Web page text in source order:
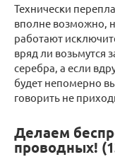
Технически
вполне возможно,
работают
вряд ли возьмутся
серебра, а если
будет непомерно
говорить не
Делаем
проводных!